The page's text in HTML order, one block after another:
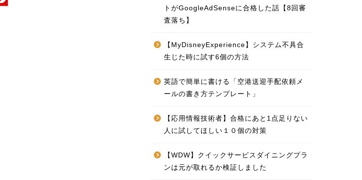
トがGoogleAdSenseに合格した話【8回審
査落ち】
【MyDisneyExperience】システム不具合
生じた時に試す6個の方法
英語で簡単に書ける「空港送迎手配依頼メ
ールの書き方テンプレート」
【応用情報技術者】合格にあと1点足りない
人に試してほしい１０個の対策
【WDW】クイックサービスダイニングプラ
ンは元が取れるか検証しました